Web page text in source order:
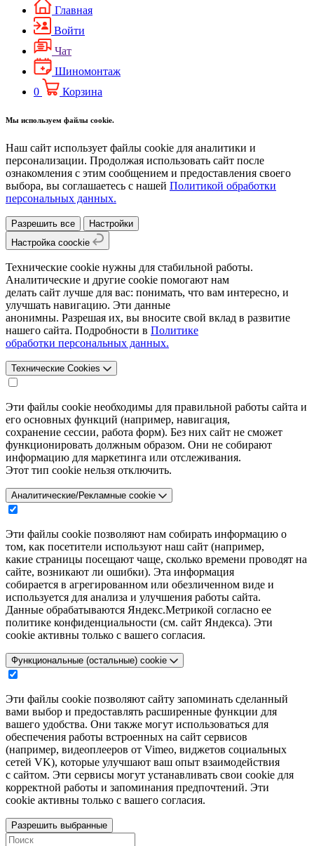
Главная
Войти
Чат
Шиномонтаж
0
Корзина
Мы используем файлы cookie.
Наш сайт использует файлы cookie для аналитики и
персонализации. Продолжая использовать сайт после
ознакомления с этим сообщением и предоставления своего
выбора, вы соглашаетесь с нашей Политикой обработки
персональных данных.
Разрешить все
Настройки
Настройка coockie
Технические cookie нужны для стабильной работы.
Аналитические и другие cookie помогают нам
делать сайт лучше для вас: понимать, что вам интересно, и
улучшать навигацию. Эти данные
анонимны. Разрешая их, вы вносите свой вклад в развитие
нашего сайта. Подробности в Политике
обработки персональных данных.
Технические Cookies
Эти файлы cookie необходимы для правильной работы сайта и
его основных функций (например, навигация,
сохранение сессии, работа форм). Без них сайт не сможет
функционировать должным образом. Они не собирают
информацию для маркетинга или отслеживания.
Этот тип cookie нельзя отключить.
Аналитические/Рекламные cookie
Эти файлы cookie позволяют нам собирать информацию о
том, как посетители используют наш сайт (например,
какие страницы посещают чаще, сколько времени проводят на
сайте, возникают ли ошибки). Эта информация
собирается в агрегированном или обезличенном виде и
используется для анализа и улучшения работы сайта.
Данные обрабатываются Яндекс.Метрикой согласно ее
политике конфиденциальности (см. сайт Яндекса). Эти
cookie активны только с вашего согласия.
Функциональные (остальные) cookie
Эти файлы cookie позволяют сайту запоминать сделанный
вами выбор и предоставлять расширенные функции для
вашего удобства. Они также могут использоваться для
обеспечения работы встроенных на сайт сервисов
(например, видеоплееров от Vimeo, виджетов социальных
сетей VK), которые улучшают ваш опыт взаимодействия
с сайтом. Эти сервисы могут устанавливать свои cookie для
корректной работы и запоминания предпочтений. Эти
cookie активны только с вашего согласия.
Разрешить выбранные